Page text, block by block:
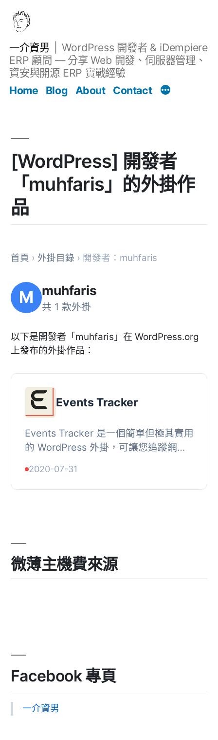
一介資男
WordPress 開發者 & iDempiere
ERP 顧問 — 分享 Web 開發、伺服器管理、
資安與開源 ERP 實戰經驗
Home
Blog About Contact
[WordPress] 開發者
「muhfaris」的外掛作
品
首頁 › 外掛目錄 › 開發者：muhfaris
M muhfaris
共 1 款外掛
以下是開發者「muhfaris」在 WordPress.org
上發布的外掛作品：
Events Tracker
Events Tracker 是一個簡單但極其實用
的 WordPress 外掛，可讓您追蹤網站
2020-07-31
微薄主機費來源
Facebook 專頁
一介資男
文章